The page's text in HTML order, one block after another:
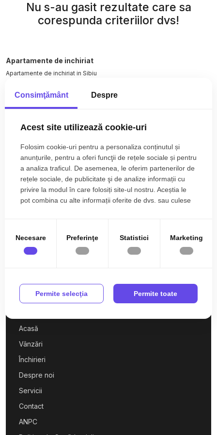
Nu s-au gasit rezultate care sa
corespunda criteriilor dvs!
Apartamente de inchiriat
Apartamente de inchiriat in Sibiu
Apartamente de inchiriat in Sibiu Cedonia
Spatii birouri de inchiriat
Spatii comerciale de inchiriat
Spatii comerciale de inchiriat in Sibiu
Spatii comerciale de inchiriat in Sibiu Sub Arini
Spatii comerciale de inchiriat in Sibiu Calea Dumbravii
Spatii comerciale de inchiriat in Sibiu Selimbar
Spatii comerciale de inchiriat in Sibiu Central
Acasă
Vânzări
Închirieri
Despre noi
Servicii
Contact
ANPC
Consimţământ Despre
Acest site utilizează cookie-uri
Folosim cookie-uri pentru a personaliza conținutul și
anunțurile, pentru a oferi funcţii de rețele sociale și pentru
a analiza traficul. De asemenea, le oferim partenerilor de
rețele sociale, de publicitate şi de analize informații cu
privire la modul în care folosiți site-ul nostru. Aceștia le
pot combina cu alte informații oferite de dvs. sau culese
Necesare Preferinţe Statistici Marketing
Permite selecţia Permite toate